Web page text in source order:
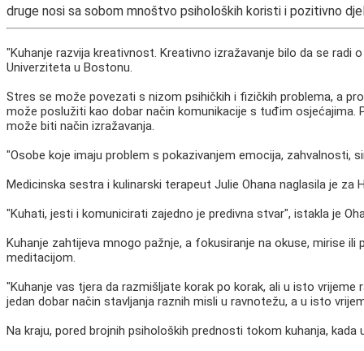
druge nosi sa sobom mnoštvo psiholoških koristi i pozitivno
"Kuhanje razvija kreativnost. Kreativno izražavanje bilo da se radi
Univerziteta u Bostonu.
Stres se može povezati s nizom psihičkih i fizičkih problema, a
može poslužiti kao dobar način komunikacije s tuđim
može biti način izražavanja.
"Osobe koje imaju problem s pokazivanjem emocija, zahvalnosti,
Medicinska sestra i kulinarski terapeut Julie Ohana naglasila je
"Kuhati, jesti i komunicirati zajedno je predivna stvar", istakla je
Kuhanje zahtijeva mnogo pažnje, a fokusiranje na okuse, mirise
meditacijom.
"Kuhanje vas tjera da razmišljate korak po korak, ali u isto
jedan dobar način stavljanja raznih misli u ravnotežu, a u isto
Na kraju, pored brojnih psiholoških prednosti tokom kuhanja,